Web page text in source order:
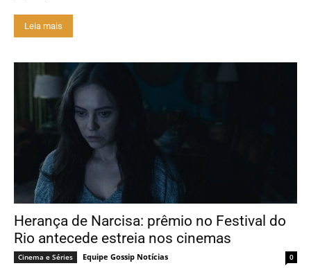
Leia mais
Herança de Narcisa: prêmio no Festival do
Rio antecede estreia nos cinemas
Cinema e Séries Equipe Gossip Notícias 0